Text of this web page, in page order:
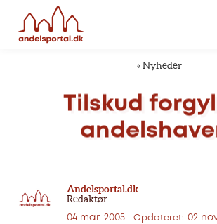
« Nyheder
Tilskud
Andelsportal.dk
Redaktør
04 mar. 2005 Opdateret: 02